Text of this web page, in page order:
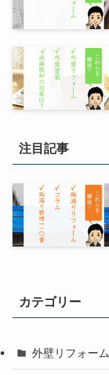
注目記事
カテゴリー
外壁リフォーム